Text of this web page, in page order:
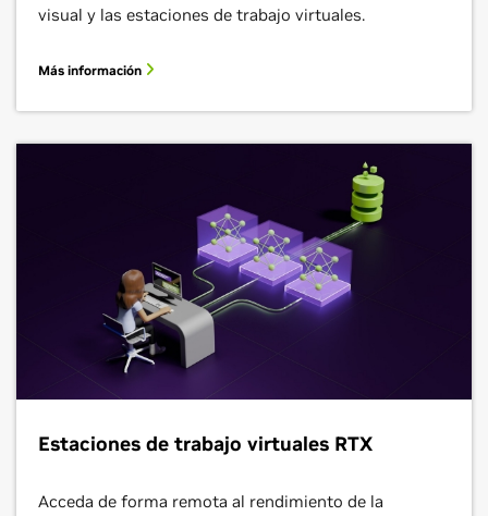
visual y las estaciones de trabajo virtuales.
Más información
Estaciones de trabajo virtuales RTX
Acceda de forma remota al rendimiento de la